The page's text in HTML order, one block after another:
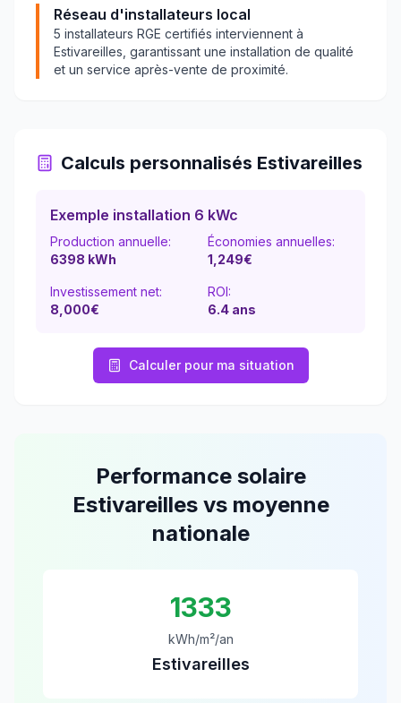
Réseau d'installateurs local
5 installateurs RGE certifiés interviennent à
Estivareilles , garantissant une installation de qualité
et un service après-vente de proximité.
Calculs personnalisés Estivareilles
Exemple installation 6 kWc
Production annuelle:
6398 kWh
Économies annuelles:
1,249€
Investissement net:
8,000€
ROI:
6.4 ans
Calculer pour ma situation
Performance solaire
Estivareillesvs moyenne
nationale
1333
kWh/m²/an
Estivareilles